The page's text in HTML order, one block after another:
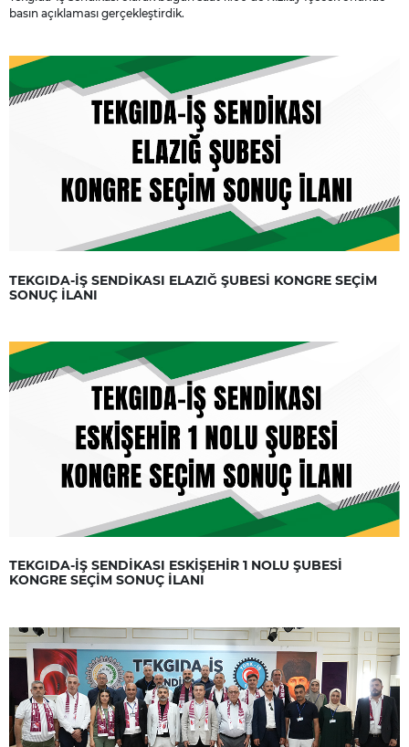
basın açıklaması gerçekleştirdik.
TEKGIDA-İŞ SENDİKASI ELAZIĞ ŞUBESİ KONGRE SEÇİM
SONUÇ İLANI
TEKGIDA-İŞ SENDİKASI ESKİŞEHİR 1 NOLU ŞUBESİ
KONGRE SEÇİM SONUÇ İLANI